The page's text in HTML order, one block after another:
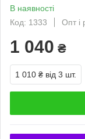
В наявності
Код: 1333
Опт і
1 040 ₴
1 010 ₴ від 3 шт.